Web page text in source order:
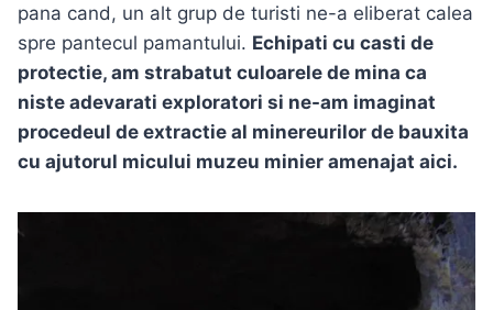
pana cand, un alt grup de turisti ne-a eliberat calea
spre pantecul pamantului. Echipati cu casti de
protectie, am strabatut culoarele de mina ca
niste adevarati exploratori si ne-am imaginat
procedeul de extractie al minereurilor de bauxita
cu ajutorul micului muzeu minier amenajat aici.